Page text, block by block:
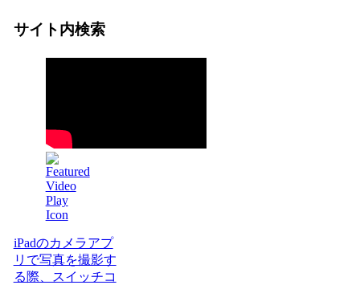
サイト内検索
iPadのカメラアプ
リで写真を撮影す
る際、スイッチコ